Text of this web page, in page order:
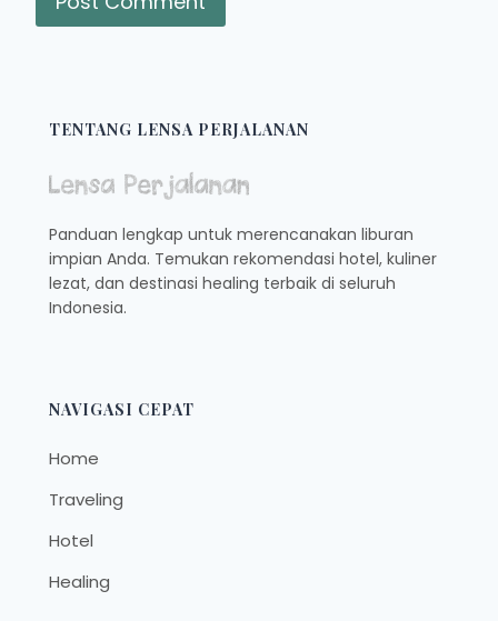
TENTANG LENSA PERJALANAN
Panduan lengkap untuk merencanakan liburan
impian Anda. Temukan rekomendasi hotel, kuliner
lezat, dan destinasi healing terbaik di seluruh
Indonesia.
NAVIGASI CEPAT
Home
Traveling
Hotel
Healing